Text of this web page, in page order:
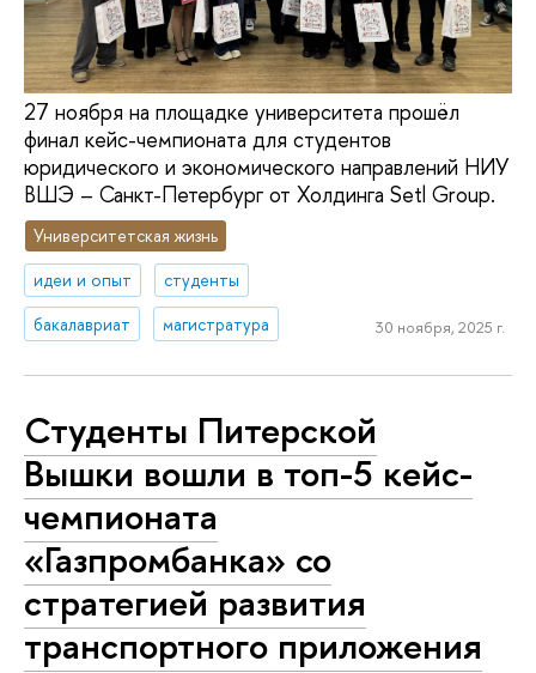
27 ноября на площадке университета прошёл
финал кейс-чемпионата для студентов
юридического и экономического направлений НИУ
ВШЭ – Санкт-Петербург от Холдинга Setl Group.
Университетская жизнь
идеи и опыт
студенты
бакалавриат
магистратура 30 ноября, 2025 г.
Студенты Питерской
Вышки вошли в топ-5 кейс-
чемпионата
«Газпромбанка» со
стратегией развития
транспортного приложения